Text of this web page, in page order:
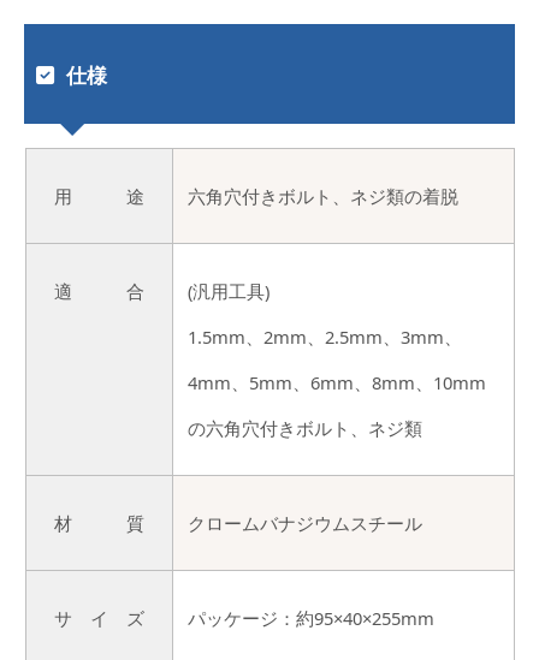
仕様
用 途 六角穴付きボルト、ネジ類の着脱
適 合
(汎用工具)
1.5mm、2mm、2.5mm、3mm、
4mm、5mm、6mm、8mm、10mm
の六角穴付きボルト、ネジ類
材 質 クロームバナジウムスチール
サ イ ズ パッケージ：約95×40×255mm